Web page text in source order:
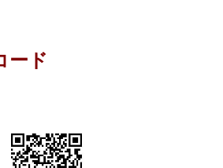
ード